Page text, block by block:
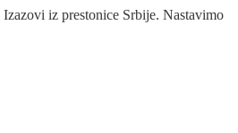
Izazovi iz prestonice Srbije. Nastavimo